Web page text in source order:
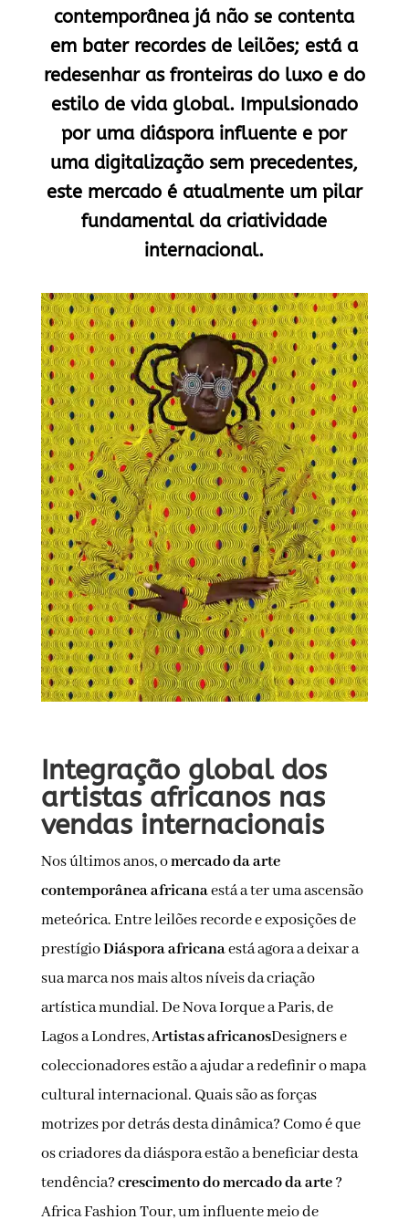
contemporânea já não se contenta
em bater recordes de leilões; está a
redesenhar as fronteiras do luxo e do
estilo de vida global. Impulsionado
por uma diáspora influente e por
uma digitalização sem precedentes,
este mercado é atualmente um pilar
fundamental da criatividade
internacional.
Integração global dos
artistas africanos nas
vendas internacionais
Nos últimos anos, omercado da arte
contemporânea africanaestá a ter uma ascensão
meteórica. Entre leilões recorde e exposições de
prestígioDiáspora africanaestá agora a deixar a
sua marca nos mais altos níveis da criação
artística mundial. De Nova Iorque a Paris, de
Lagos a Londres,Artistas africanosDesigners e
coleccionadores estão a ajudar a redefinir o mapa
cultural internacional. Quais são as forças
motrizes por detrás desta dinâmica? Como é que
os criadores da diáspora estão a beneficiar desta
tendência?crescimento do mercado da arte?
Africa Fashion Tour, um influente meio de